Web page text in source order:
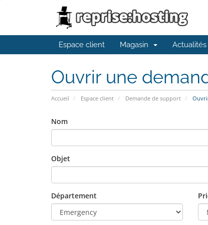
Espace client Magasin Actualités
Ouvrir une
Accueil Espace client Demande de support
Nom
Objet
Département